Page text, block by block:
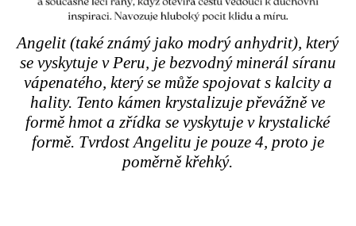
Angelit (také známý jako modrý anhydrit), který
se vyskytuje v Peru, je bezvodný minerál síranu
vápenatého, který se může spojovat s kalcity a
hality. Tento kámen krystalizuje převážně ve
formě hmot a zřídka se vyskytuje v krystalické
formě. Tvrdost Angelitu je pouze 4, proto je
poměrně křehký.